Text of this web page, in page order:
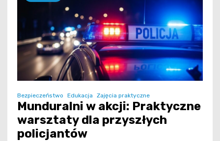
Bezpieczeństwo Edukacja Zajęcia praktyczne
Munduralni w akcji: Praktyczne
warsztaty dla przyszłych
policjantów